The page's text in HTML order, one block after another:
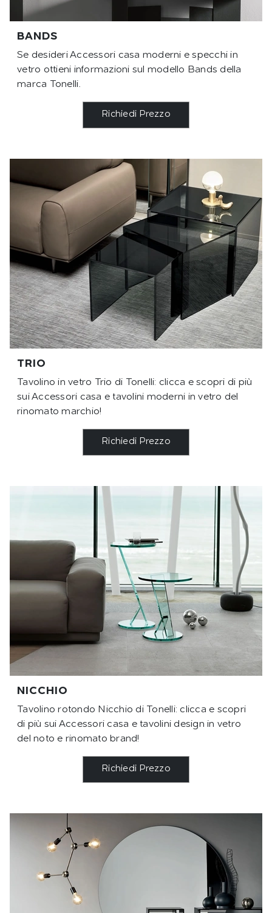
BANDS
Se desideri Accessori casa moderni e specchi in
vetro ottieni informazioni sul modello Bands della
marca Tonelli.
Richiedi Prezzo
TRIO
Tavolino in vetro Trio di Tonelli: clicca e scopri di più
sui Accessori casa e tavolini moderni in vetro del
rinomato marchio!
Richiedi Prezzo
NICCHIO
Tavolino rotondo Nicchio di Tonelli: clicca e scopri
di più sui Accessori casa e tavolini design in vetro
del noto e rinomato brand!
Richiedi Prezzo